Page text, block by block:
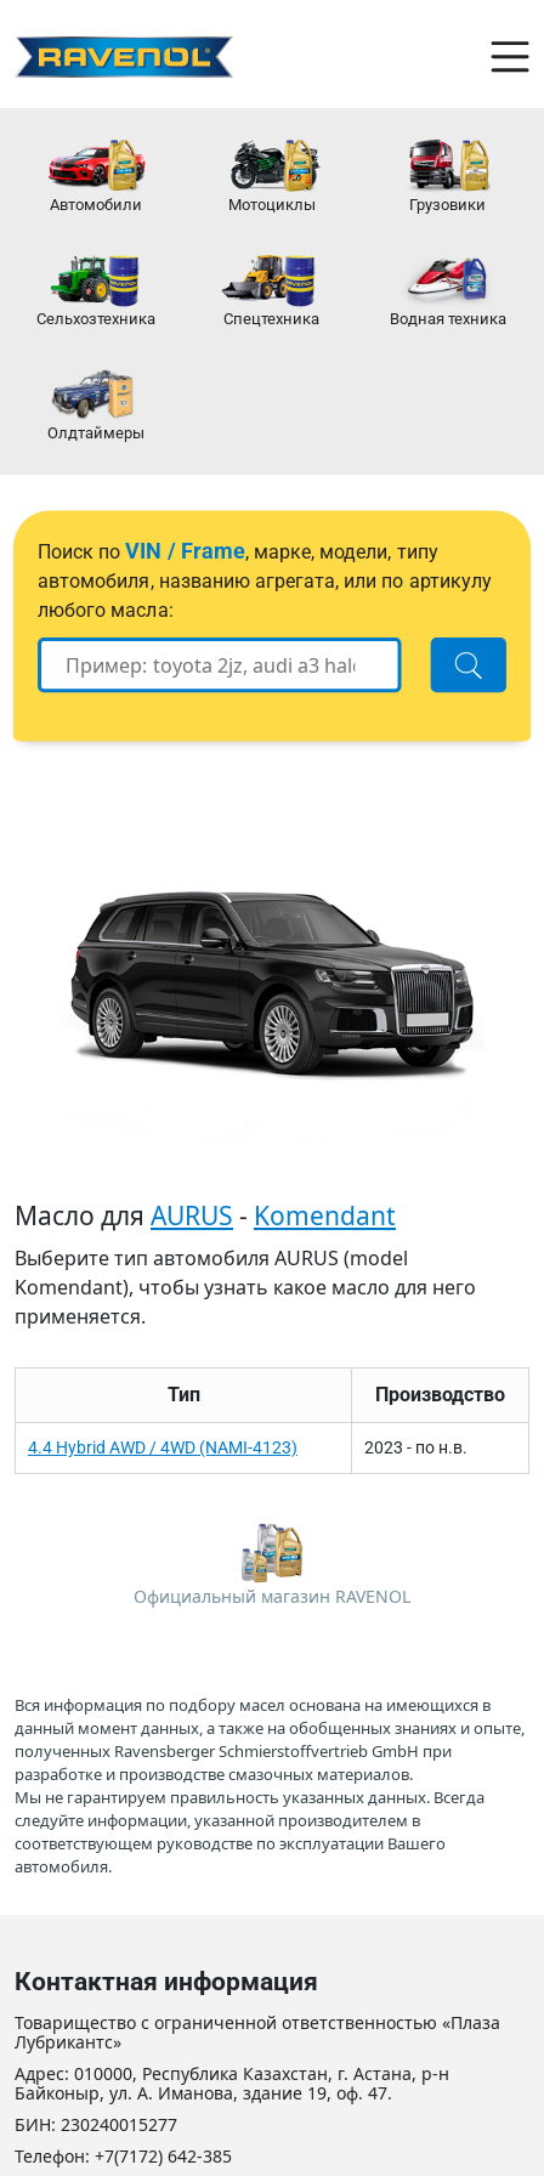
Автомобили Мотоциклы Грузовики
Сельхозтехника Спецтехника Водная техника
Олдтаймеры
Поиск поVIN / Frame, марке, модели, типу
автомобиля, названию агрегата, или по артикулу
любого масла:
Масло для AURUS - Komendant
Выберите тип автомобиля AURUS (model
Komendant), чтобы узнать какое масло для него
применяется.
Тип Производство
4.4 Hybrid AWD / 4WD (NAMI-4123) 2023 - по н.в.
Официальный магазин RAVENOL
Вся информация по подбору масел основана на имеющихся в
данный момент данных, а также на обобщенных знаниях и опыте,
полученных Ravensberger Schmierstoffvertrieb GmbH при
разработке и производстве смазочных материалов.
Мы не гарантируем правильность указанных данных. Всегда
следуйте информации, указанной производителем в
соответствующем руководстве по эксплуатации Вашего
автомобиля.
Контактная информация
Товарищество с ограниченной ответственностью «Плаза
Лубрикантс»
Адрес: 010000, Республика Казахстан, г. Астана, р-н
Байконыр, ул. А. Иманова, здание 19, оф. 47.
БИН: 230240015277
Телефон: +7(7172) 642-385